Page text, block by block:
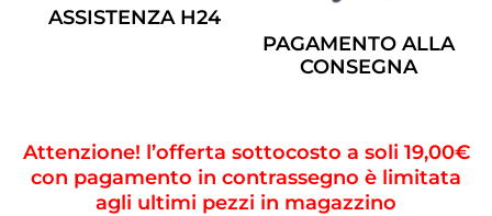
ASSISTENZA H24
PAGAMENTO ALLA
CONSEGNA
Attenzione! l’offerta sottocosto a soli 19,00€
con pagamento in contrassegno è limitata
agli ultimi pezzi in magazzino